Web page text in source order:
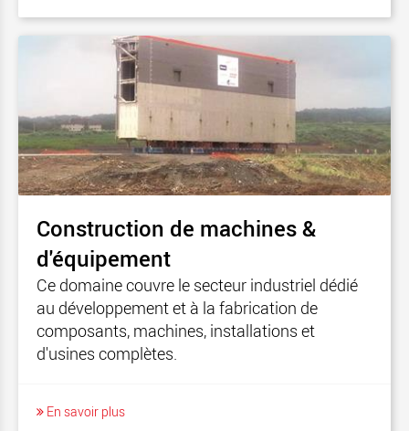
Construction de machines &
d'équipement
Ce domaine couvre le secteur industriel dédié
au développement et à la fabrication de
composants, machines, installations et
d'usines complètes.
En savoir plus